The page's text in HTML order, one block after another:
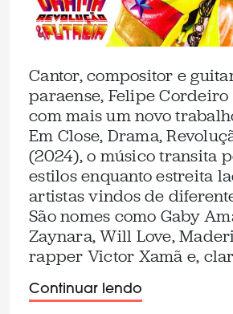
Cantor, compositor e
paraense, Felipe Cordeiro
com mais um novo
Em Close, Drama,
(2024), o músico transita
estilos enquanto estreita
artistas vindos de
São nomes como Gaby
Zaynara, Will Love,
rapper Victor Xamã e,
Continuar lendo